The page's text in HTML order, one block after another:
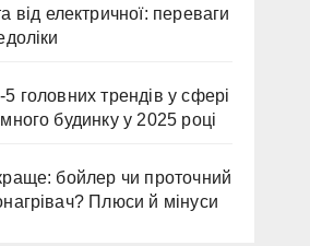
від електричної: переваги
головних трендів у сфері
будинку у 2025 році
бойлер чи проточний
Плюси й мінуси